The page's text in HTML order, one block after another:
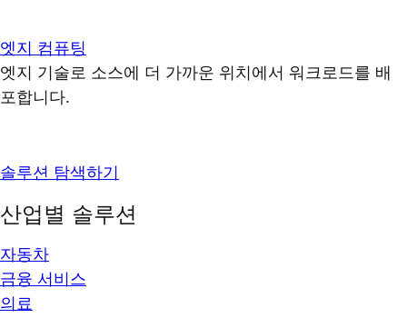
엣지 컴퓨팅
엣지 기술로 소스에 더 가까운 위치에서 워크로드를 배
포합니다.
솔루션 탐색하기
산업별 솔루션
자동차
금융 서비스
의료